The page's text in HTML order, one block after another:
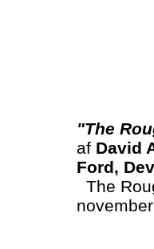
"The
af David
Ford,
The